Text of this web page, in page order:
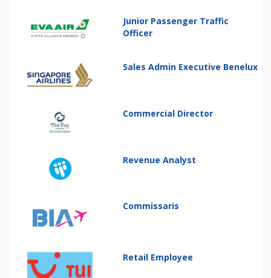
Junior Passenger Traffic
Officer
Sales Admin Executive Benelux
Commercial Director
Revenue Analyst
Commissaris
Retail Employee